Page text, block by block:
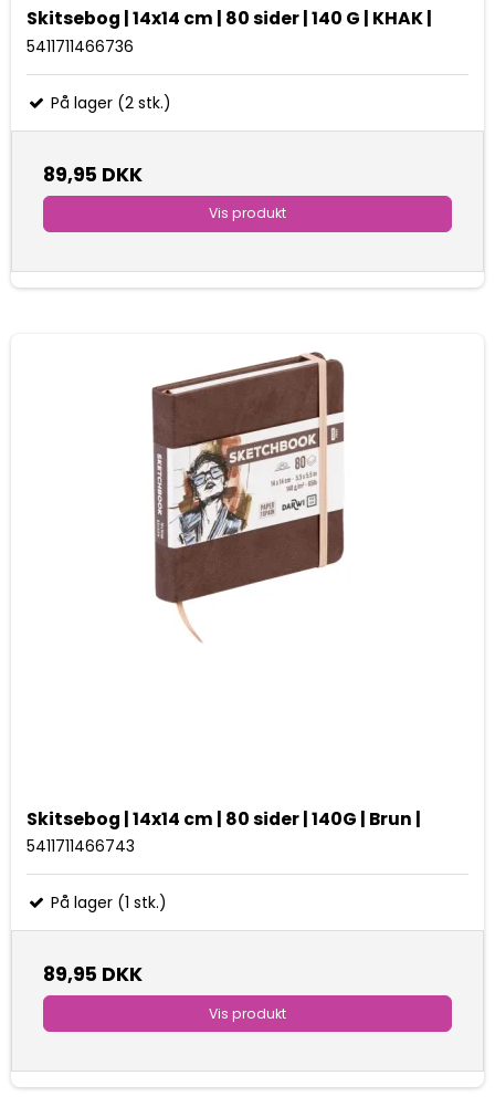
Skitsebog | 14x14 cm | 80 sider | 140 G | KHAK |
5411711466736
På lager (2 stk.)
89,95 DKK
Vis produkt
Skitsebog | 14x14 cm | 80 sider | 140G | Brun |
5411711466743
På lager (1 stk.)
89,95 DKK
Vis produkt